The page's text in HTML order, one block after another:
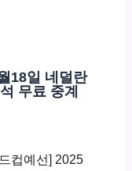
18일 네덜란
무료 중계
컵예선] 2025